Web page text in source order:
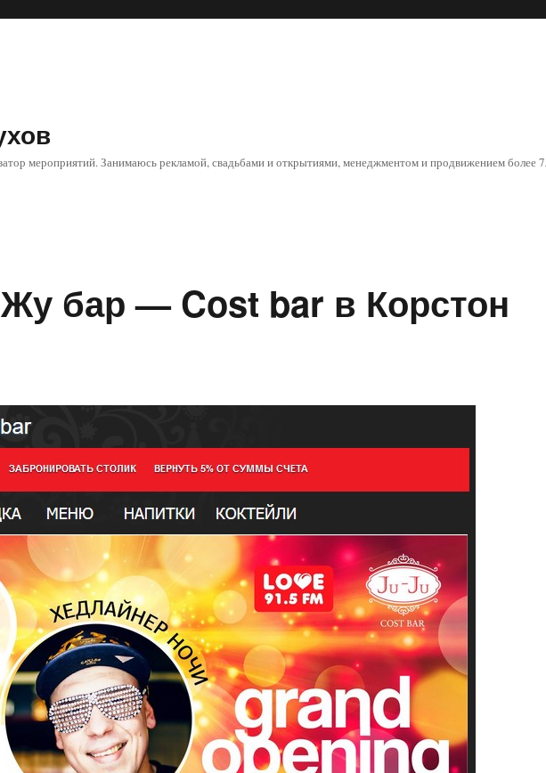
мероприятий. Занимаюсь рекламой, свадьбами и открытиями, менеджментом и продвижением более
бар — Cost bar в Корстон